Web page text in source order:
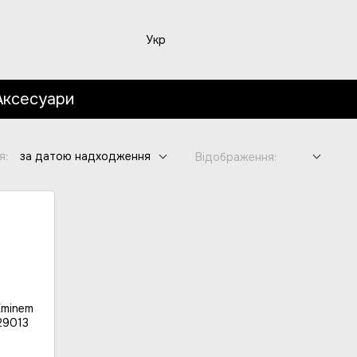
Укр
за датою надходження Відображення: